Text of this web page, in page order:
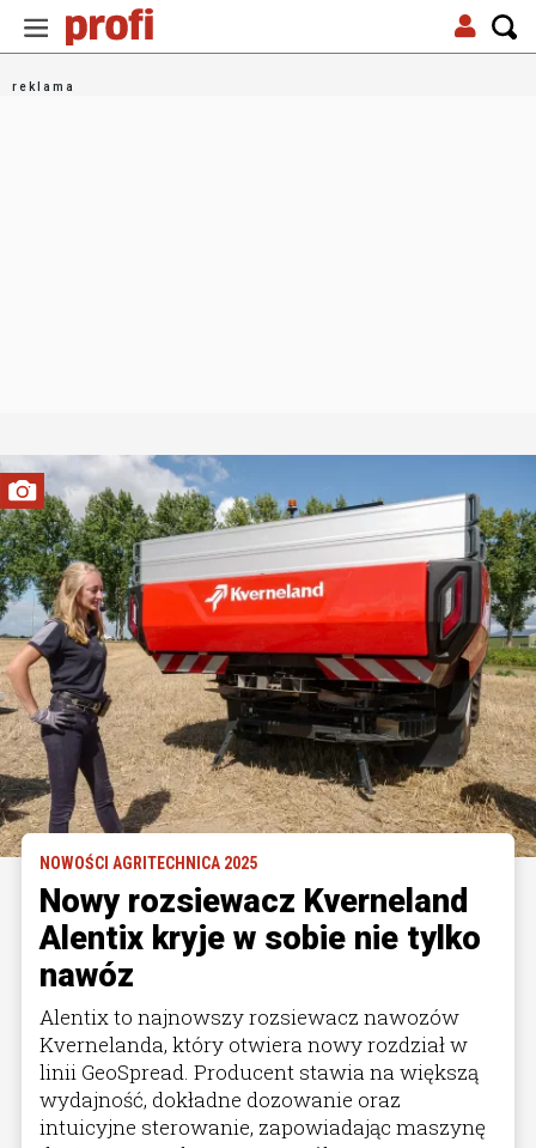
NOWOŚCI AGRITECHNICA 2025
Nowy rozsiewacz Kverneland
Alentix kryje w sobie nie tylko
nawóz
Alentix to najnowszy rozsiewacz nawozów
Kvernelanda, który otwiera nowy rozdział w
linii GeoSpread. Producent stawia na większą
wydajność, dokładne dozowanie oraz
intuicyjne sterowanie, zapowiadając maszynę